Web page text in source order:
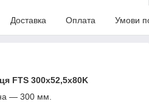
Доставка Оплата Умови
FTS 300х52,5х80K
— 300 мм.